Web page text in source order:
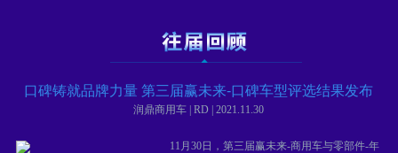
口碑铸就品牌力量 第三届赢未来-口碑车型评选结果发布
润鼎商用车 | RD | 2021.11.30
11月30日，第三届赢未来-商用车与零部件-年